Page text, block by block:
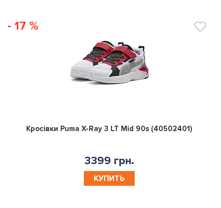
- 17 %
0
Кросівки Puma X-Ray 3 LT Mid 90s (40502401)
3399 грн.
КУПИТЬ